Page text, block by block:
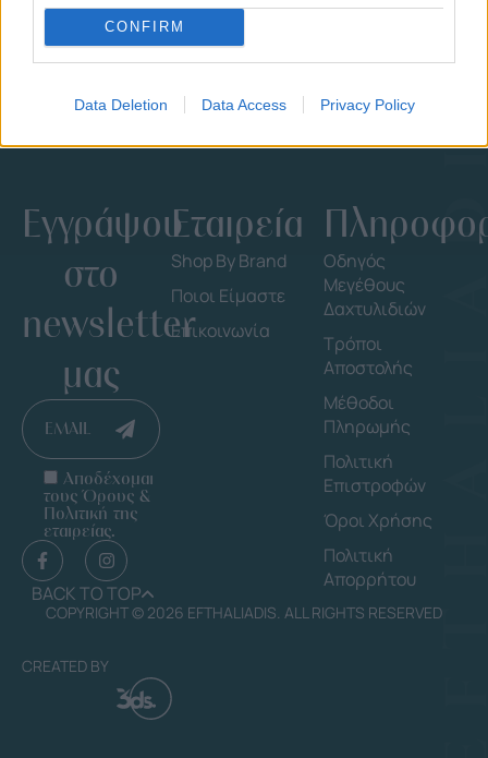
CONFIRM
Data Deletion Data Access Privacy Policy
Εγγράψου
στο
newsletter
μας
EMAIL
Αποδέχομαι
τους Όρους &
Πολιτική της
εταιρείας.
BACK TO TOP
Εταιρεία
Shop By Brand
Ποιοι Είμαστε
Επικοινωνία
Οδηγός
Μεγέθους
Δαχτυλιδιών
Τρόποι
Αποστολής
Μέθοδοι
Πληρωμής
Πολιτική
Επιστροφών
Όροι Χρήσης
Πολιτική
Απορρήτου
COPYRIGHT © 2026 EFTHALIADIS. ALL RIGHTS RESERVED
CREATED BY